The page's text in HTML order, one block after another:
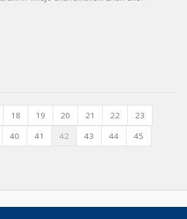
18 19 20 21 22
23
40 41 43 44 45